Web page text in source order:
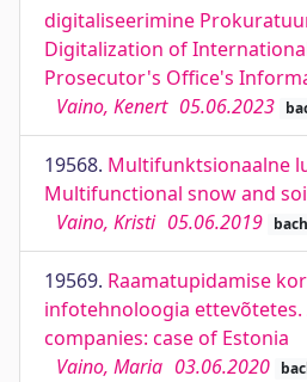
digitaliseerimine
Digitalization of
Prosecutor's Office's
Vaino, Kenert 05.06.2023
19568. Multifunktsionaalne
Multifunctional snow and
Vaino, Kristi 05.06.2019
19569. Raamatupidamise
infotehnoloogia ettevõtetes.
companies: case of Estonia
Vaino, Maria 03.06.2020